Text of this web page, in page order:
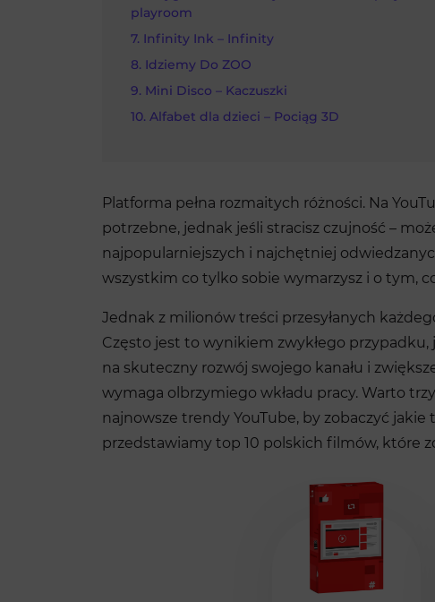
playroom
Infinity Ink – Infinity
Idziemy Do ZOO
Mini Disco – Kaczuszki
Alfabet dla dzieci – Pociąg 3D
Platforma pełna rozmaitych różności. Na
potrzebne, jednak jeśli stracisz czujność –
najpopularniejszych i najchętniej
wszystkim co tylko sobie wymarzysz i o tym,
Jednak z milionów treści przesyłanych
Często jest to wynikiem zwykłego
na skuteczny rozwój swojego kanału i
wymaga olbrzymiego wkładu pracy. Warto
najnowsze trendy YouTube, by zobaczyć jakie
przedstawiamy top 10 polskich filmów, które